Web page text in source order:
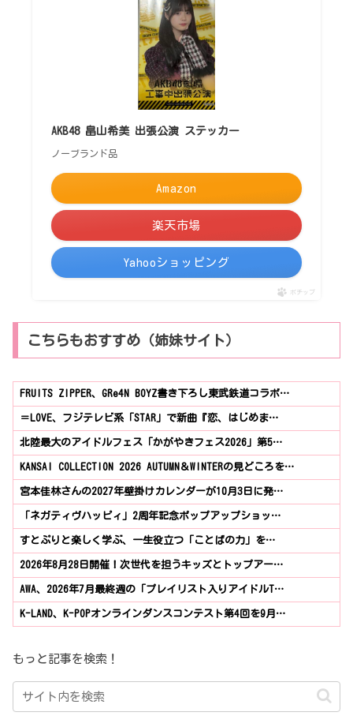
AKB48 畠山希美 出張公演 ステッカー
ノーブランド品
Amazon
楽天市場
Yahooショッピング
ポチップ
こちらもおすすめ（姉妹サイト）
FRUITS ZIPPER、GRe4N BOYZ書き下ろし東武鉄道コラボ…
＝LOVE、フジテレビ系「STAR」で新曲『恋、はじめま…
北陸最大のアイドルフェス「かがやきフェス2026」第5…
KANSAI COLLECTION 2026 AUTUMN＆WINTERの見どころを…
宮本佳林さんの2027年壁掛けカレンダーが10月3日に発…
「ネガティヴハッピィ」2周年記念ポップアップショッ…
すとぷりと楽しく学ぶ、一生役立つ「ことばの力」を…
2026年8月28日開催！次世代を担うキッズとトップアー…
AWA、2026年7月最終週の「プレイリスト入りアイドルT…
K-LAND、K-POPオンラインダンスコンテスト第4回を9月…
もっと記事を検索！